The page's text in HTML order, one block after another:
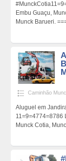
Embu Guaçu,
Munck Barueri.
Caminhão
Aluguel em
11=9=4774=8786
Munck Cotia,